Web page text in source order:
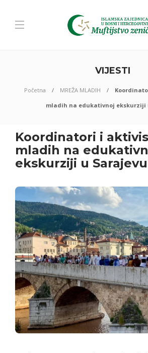
VIJESTI
Početna MREŽA MLADIH
mladih na edukativnoj ekskurziji
Koordinatori i
mladih na
ekskurziji u Sarajevu